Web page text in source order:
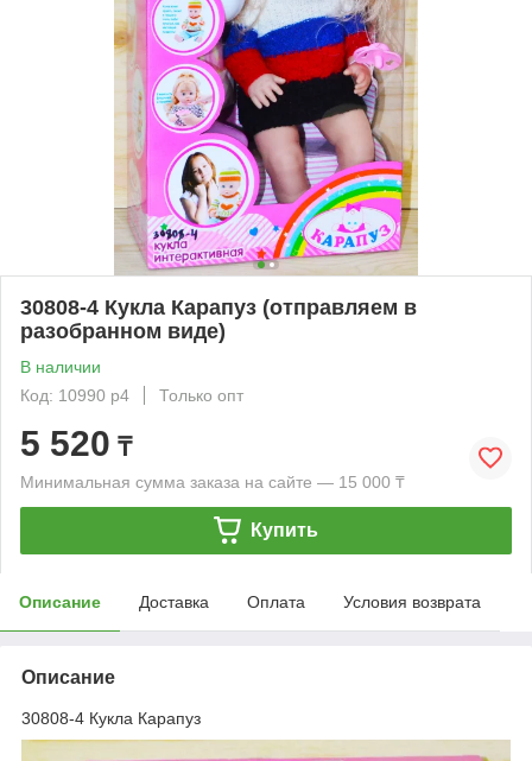
30808-4 Кукла Карапуз (отправляем в
разобранном виде)
В наличии
Код: 10990 р4
Только опт
5 520 ₸
Минимальная сумма заказа на сайте — 15 000 ₸
Купить
Описание Доставка Оплата Условия возврата
Описание
30808-4 Кукла Карапуз